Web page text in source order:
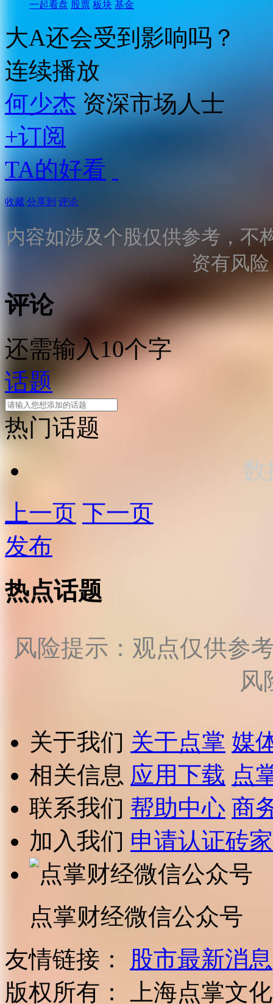
一起看盘 股票 板块 基金
大A还会受到影响吗？
连续播放
何少杰 资深市场人士
+订阅
TA的好看
收藏 分享到 评论
内容如涉及个股仅供参考，不
资有风
评论
还需输入10个字
话题
热门话题
数
上一页 下一页
发布
热点话题
风险提示：观点仅供参
风
关于我们 关于点掌 媒
相关信息 应用下载 点
联系我们 帮助中心 商
加入我们 申请认证砖家
点掌财经微信公众号
友情链接：
股市最新消息
版权所有：
上海点掌文